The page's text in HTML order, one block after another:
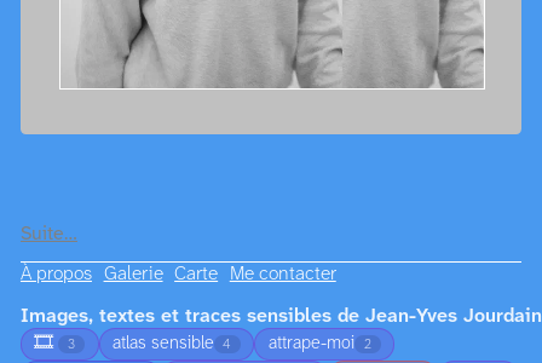
Suite…
À propos Galerie Carte Me contacter
Images, textes et traces sensibles de Jean-Yves Jourdain
🎞️
3 atlas sensible 4 attrape-moi 2